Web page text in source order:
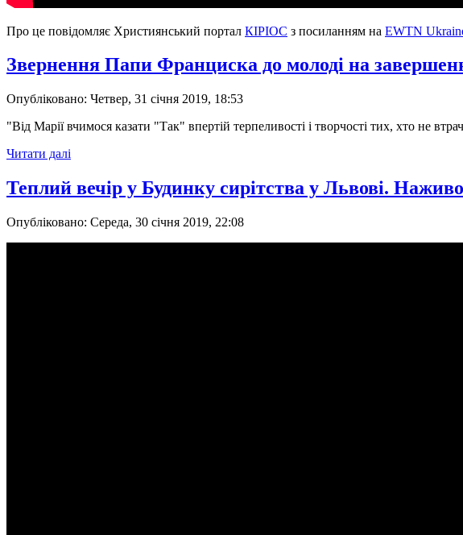
Про це повідомляє Християнський портал КІРІОС з посиланням на EWTN
Звернення Папи Франциска до молоді на
Опубліковано: Четвер, 31 січня 2019, 18:53
"Від Марії вчимося казати "Так" впертій терпеливості і творчості тих, хто не
Читати далі
Теплий вечір у Будинку сирітства у Львові. Наживо
Опубліковано: Середа, 30 січня 2019, 22:08